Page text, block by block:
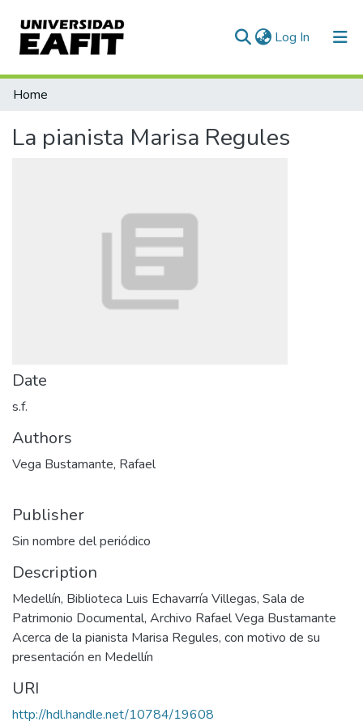
Log In (current)
Communities & Collections
Home
La pianista Marisa Regules
Date
s.f.
Authors
Vega Bustamante, Rafael
Publisher
Sin nombre del periódico
Description
Medellín, Biblioteca Luis Echavarría Villegas, Sala de
Patrimonio Documental, Archivo Rafael Vega Bustamante
Acerca de la pianista Marisa Regules, con motivo de su
presentación en Medellín
URI
http://hdl.handle.net/10784/19608